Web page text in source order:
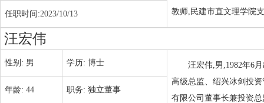
教师,民建市直文理学院
任职时间:2023/10/13
汪宏伟
性别: 男 学历: 博士
汪宏伟,男,1982年6
高级总监、绍兴冰剑投
有限公司董事长兼投资
年龄: 44 职务: 独立董事